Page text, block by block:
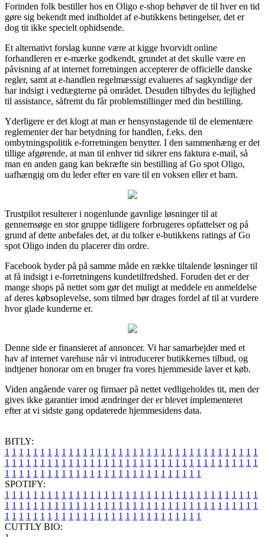
Forinden folk bestiller hos en Oligo e-shop behøver de til hver en tid
gøre sig bekendt med indholdet af e-butikkens betingelser, det er
dog tit ikke specielt ophidsende.
Et alternativt forslag kunne være at kigge hvorvidt online
forhandleren er e-mærke godkendt, grundet at det skulle være en
påvisning af at internet forretningen accepterer de officielle danske
regler, samt at e-handlen regelmæssigt evalueres af sagkyndige der
har indsigt i vedtægterne på området. Desuden tilbydes du lejlighed
til assistance, såfremt du får problemstillinger med din bestilling.
Yderligere er det klogt at man er hensynstagende til de elementære
reglementer der har betydning for handlen, f.eks. den
ombytningspolitik e-forretningen benytter. I den sammenhæng er det
tillige afgørende, at man til enhver tid sikrer ens faktura e-mail, så
man en anden gang kan bekræfte sin bestilling af Go spot Oligo,
uafhængig om du leder efter en vare til en voksen eller et barn.
Trustpilot resulterer i nogenlunde gavnlige løsninger til at
gennemsøge en stor gruppe tidligere forbrugeres opfattelser og på
grund af dette anbefales det, at du tolker e-butikkens ratings af Go
spot Oligo inden du placerer din ordre.
Facebook byder på på samme måde en række tiltalende løsninger til
at få indsigt i e-forretningens kundetilfredshed. Foruden det er der
mange shops på nettet som gør det muligt at meddele en anmeldelse
af deres købsoplevelse, som tilmed bør drages fordel af til at vurdere
hvor glade kunderne er.
Denne side er finansieret af annoncer. Vi har samarbejder med et
hav af internet varehuse når vi introducerer butikkernes tilbud, og
indtjener honorar om en bruger fra vores hjemmeside laver et køb.
Viden angående varer og firmaer på nettet vedligeholdes tit, men der
gives ikke garantier imod ændringer der er blevet implementeret
efter at vi sidste gang opdaterede hjemmesidens data.
BITLY:
1 1 1 1 1 1 1 1 1 1 1 1 1 1 1 1 1 1 1 1 1 1 1 1 1 1 1 1 1 1 1 1 1 1 1 1
1 1 1 1 1 1 1 1 1 1 1 1 1 1 1 1 1 1 1 1 1 1 1 1 1 1 1 1 1 1 1 1 1 1 1 1
1 1 1 1 1 1 1 1 1 1 1 1 1 1 1 1 1 1 1 1 1 1 1 1 1 1 1 1
SPOTIFY:
1 1 1 1 1 1 1 1 1 1 1 1 1 1 1 1 1 1 1 1 1 1 1 1 1 1 1 1 1 1 1 1 1 1 1 1
1 1 1 1 1 1 1 1 1 1 1 1 1 1 1 1 1 1 1 1 1 1 1 1 1 1 1 1 1 1 1 1 1 1 1 1
1 1 1 1 1 1 1 1 1 1 1 1 1 1 1 1 1 1 1 1 1 1 1 1 1 1 1 1
CUTTLY BIO: